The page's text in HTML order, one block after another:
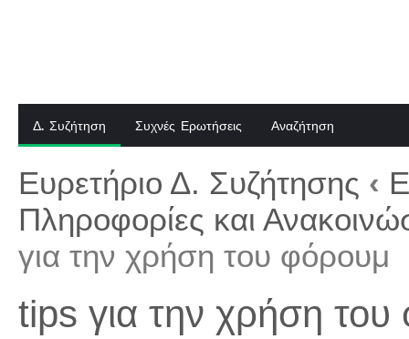
Δ. Συζήτηση Συχνές Ερωτήσεις Αναζήτηση
Ευρετήριο Δ. Συζήτησης ‹
Πληροφορίες και
για την χρήση του φόρουμ
tips για την χρήση